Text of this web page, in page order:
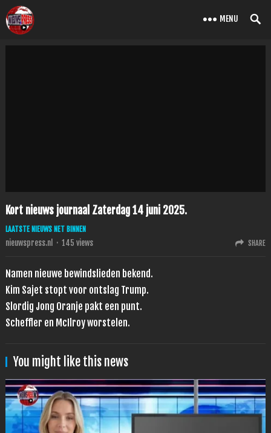
MENU
Kort nieuws journaal Zaterdag 14 juni 2025.
LAATSTE NIEUWS NET BINNEN
nieuwspress.nl · 145 views SHARE
Namen nieuwe bewindslieden bekend.
Kim Sajet stopt voor ontslag Trump.
Slordig Jong Oranje pakt een punt.
Scheffler en McIlroy worstelen.
You might like this news